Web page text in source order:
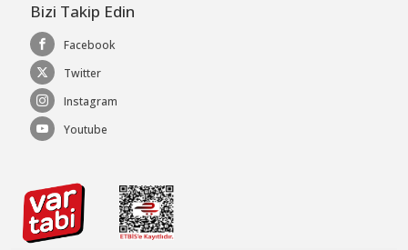
Bizi Takip Edin
Facebook
Twitter
Instagram
Youtube